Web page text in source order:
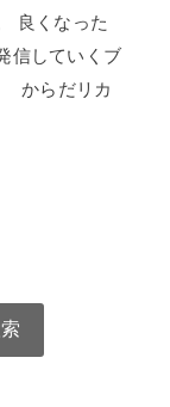
良くなった
信していくブ
からだリカ